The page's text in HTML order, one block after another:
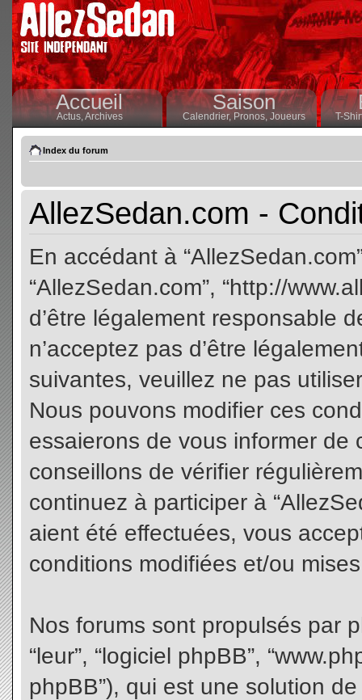
Accueil
Actus,Archives
Saison
Calendrier,Pronos, Joueurs T-
Index du forum
AllezSedan.com -
En accédant à
“AllezSedan.com”, “http://
d’être légalement responsable
n’acceptez pas d’être
suivantes, veuillez ne pas
Nous pouvons modifier ces
essaierons de vous informer
conseillons de vérifier
continuez à participer à
aient été effectuées, vous
conditions modifiées et/ou
Nos forums sont propulsés par
“leur”, “logiciel phpBB”,
phpBB”), qui est une solution